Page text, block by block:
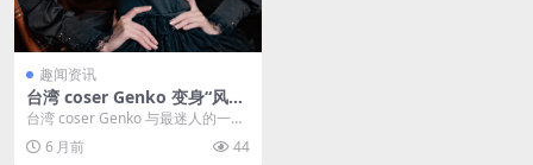
趣闻资讯
台湾 coser Genko 变身“风暴
之子”Tatsumaki，让玩家爱
台湾 coser Genko 与最迷人的一拳
超人发生了令人印象深刻的转身。
对于动...
6 月前 44